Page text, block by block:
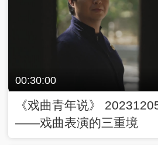
00:30:00
《戏曲青年说》
——戏曲表演的三重境